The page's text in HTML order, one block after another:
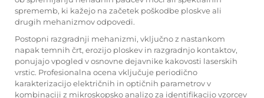
sprememb, ki kažejo na začetek poškodbe ploskve ali
drugih mehanizmov odpovedi.
Postopni razgradnji mehanizmi, vključno z nastankom
napak temnih črt, erozijo ploskev in razgradnjo kontaktov,
ponujajo vpogled v osnovne dejavnike kakovosti laserskih
vrstic. Profesionalna ocena vključuje periodično
karakterizacijo električnih in optičnih parametrov v
kombinaciji z mikroskopsko analizo za identifikacijo vzorcev